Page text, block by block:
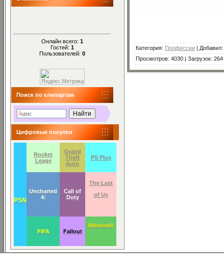
Онлайн всего: 1
Гостей: 1
Пользователей: 0
Поиск по клипартам
Цифровые покупки
PSN
Rocket
Leage
Grand
Theft
Auto
PS Plus
Uncharted
4:
Call of
Duty
The Last
of Us
FIFA Fallout
Minecraft
Категория: Профессии | Добавил:
Просмотров: 4030 | Загрузок: 264